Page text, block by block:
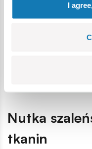
I
Nutka
tkanin